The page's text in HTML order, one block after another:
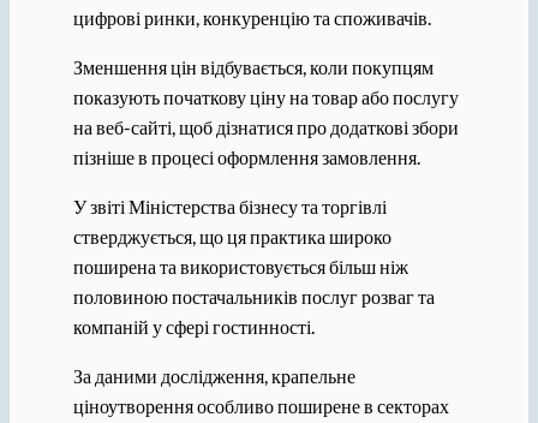
цифрові ринки, конкуренцію та споживачів.
Зменшення цін відбувається, коли покупцям
показують початкову ціну на товар або послугу
на веб-сайті, щоб дізнатися про додаткові збори
пізніше в процесі оформлення замовлення.
У звіті Міністерства бізнесу та торгівлі
стверджується, що ця практика широко
поширена та використовується більш ніж
половиною постачальників послуг розваг та
компаній у сфері гостинності.
За даними дослідження, крапельне
ціноутворення особливо поширене в секторах